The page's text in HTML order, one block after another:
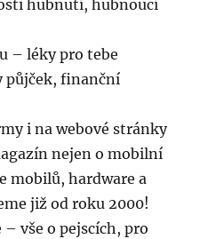
hubnutí, hubnoucí
– léky pro tebe
půjček, finanční
i na webové stránky
nejen o mobilní
mobilů, hardware a
již od roku 2000!
– vše o pejscích, pro